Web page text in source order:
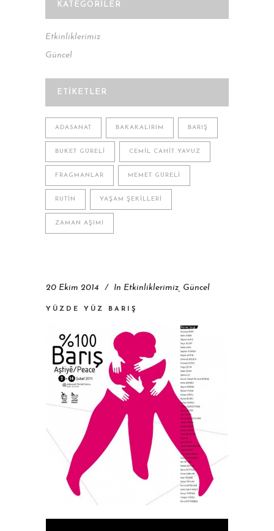
KATEGORILER
Etkinliklerimiz
Güncel
ETIKETLER
ADASANAT BAKAKALIRIM BARIŞ
BUKET GÜRELI CEMIL CAHIT YAVUZ
FRAGMANLAR MEMET GÜRELI
RUTIN YAŞAM ŞEKILLERI
ZAMAN AŞIMI
20 Ekim 2014 In Etkinliklerimiz Güncel
YÜZDE YÜZ BARIŞ